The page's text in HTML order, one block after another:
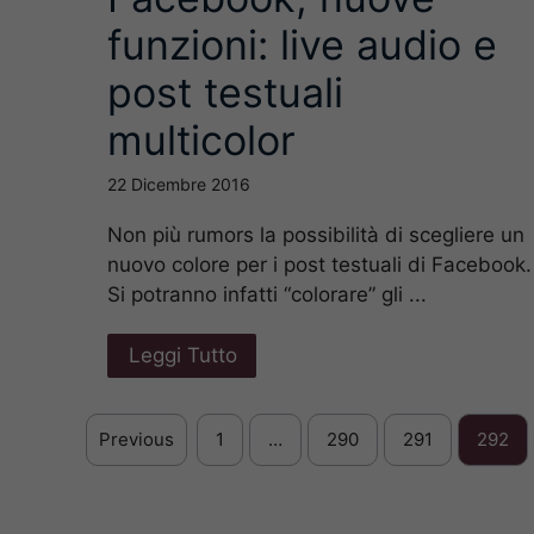
funzioni: live audio e
post testuali
multicolor
22 Dicembre 2016
Non più rumors la possibilità di scegliere un
nuovo colore per i post testuali di Facebook.
Si potranno infatti “colorare” gli ...
Leggi Tutto
Previous 1 … 290 291 292